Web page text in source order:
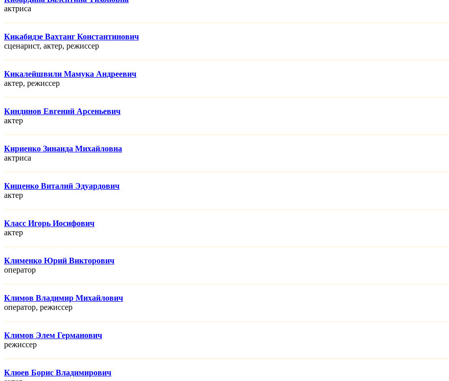
актриса
Кикабидзе Вахтанг Константинович
сценарист, актер, режисcер
Кикалейшвили Мамука Андреевич
актер, режисcер
Киндинов Евгений Арсеньевич
актер
Кириенко Зинаида Михайловна
актриса
Кищенко Виталий Эдуардович
актер
Класс Игорь Иосифович
актер
Клименко Юрий Викторович
оператор
Климов Владимир Михайлович
оператор, режисcер
Климов Элем Германович
режисcер
Клюев Борис Владимирович